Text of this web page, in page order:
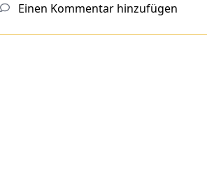
Einen Kommentar hinzufügen